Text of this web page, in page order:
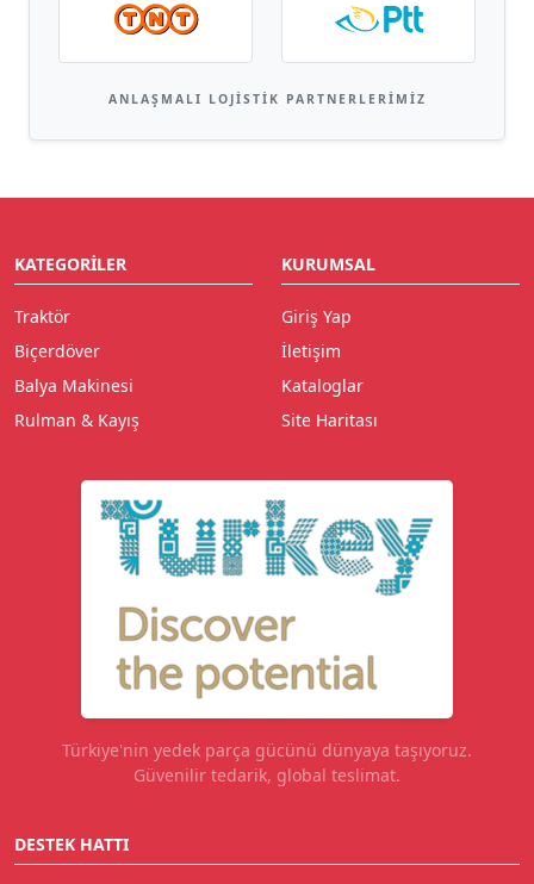
ANLAŞMALI LOJISTIK PARTNERLERIMIZ
KATEGORILER
Traktör
Biçerdöver
Balya Makinesi
Rulman & Kayış
KURUMSAL
Giriş Yap
İletişim
Kataloglar
Site Haritası
Türkiye'nin yedek parça gücünü dünyaya taşıyoruz.
Güvenilir tedarik, global teslimat.
DESTEK HATTI